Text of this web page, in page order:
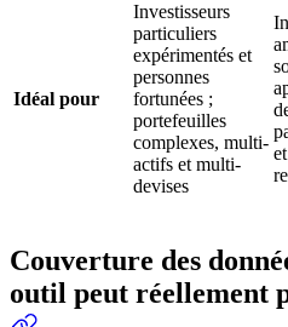
Idéal pour
Investisseurs
particuliers
expérimentés et
personnes
fortunées ;
portefeuilles
complexes, multi-
actifs et multi-
devises
Couverture des
outil peut réellement